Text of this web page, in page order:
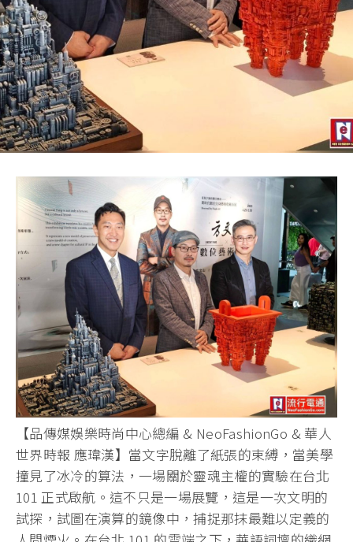
【品傳媒娛樂時尚中心總編 & NeoFashionGo & 華人
世界時報 應瑋漢】當文字脫離了紙張的束縛，當美學
撞見了冰冷的算法，一場關於靈魂主權的實驗在台北
101 正式啟航。這不只是一場展覽，這是一次文明的
試探，試圖在演算的鏡像中，捕捉那抹最難以定義的